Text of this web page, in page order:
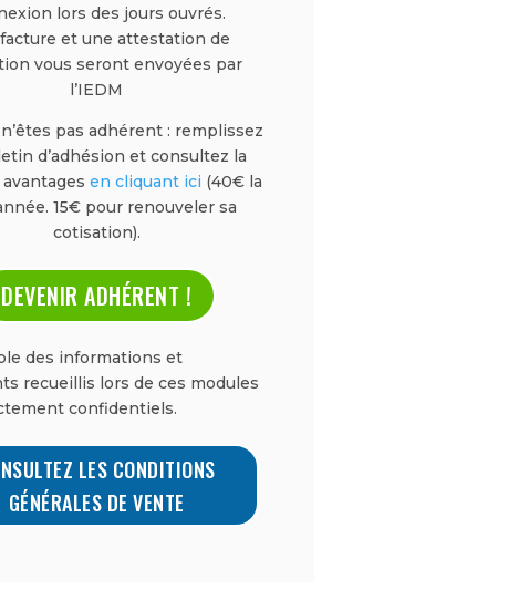
lors des jours ouvrés.
et une attestation de
vous seront envoyées par
l’IEDM
pas adhérent : remplissez
d’adhésion et consultez la
en cliquant ici (40€ la
15€ pour renouveler sa
cotisation).
DEVENIR ADHÉRENT !
des informations et
recueillis lors de ces modules
confidentiels.
LES CONDITIONS
GÉNÉRALES DE VENTE